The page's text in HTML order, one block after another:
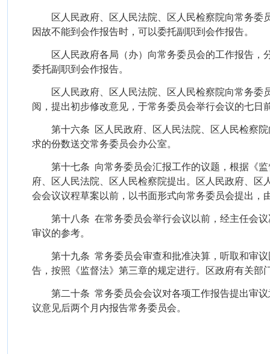
区人民政府、区人民法院、区人民检察院向常务
因故不能到会作报告时，可以委托副职到会作报告。
区人民政府各局（办）向常务委员会的工作报告
委托副职到会作报告。
区人民政府、区人民法院、区人民检察院向常务
阅，提出初步修改意见，于常务委员会举行会议的七日
第十六条
区人民政府、区人民法院、区人民检察
求的份数送交常务委员会办公室。
第十七条 向常务委员会汇报工作的议题，根据《
府、区人民法院、区人民检察院提出。区人民政府、
会会议议程草案以前，以书面形式向常务委员会提出
第十八条 在常务委员会举行会议以前，经主任会
审议的参考。
第十九条 常务委员会审查和批准决算，听取和审
告，按照《监督法》第三章的规定进行。区政府有关部
第二十条 常务委员会会议对各项工作报告提出审
议意见后两个月内报告常务委员会。